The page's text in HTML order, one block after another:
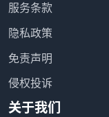
服务条款
隐私政策
免责声明
侵权投诉
关于我们